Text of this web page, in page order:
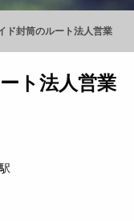
ド封筒のルート法人営業
ト法人営業